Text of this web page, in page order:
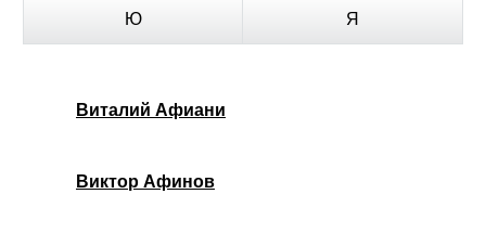
Ю Я
Виталий Афиани
Виктор Афинов